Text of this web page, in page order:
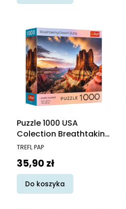
Puzzle 1000 USA
Colection Breathtaking
Desert Butte
PRODUCENT
TREFL PAP
Cena
35,90 zł
Do koszyka